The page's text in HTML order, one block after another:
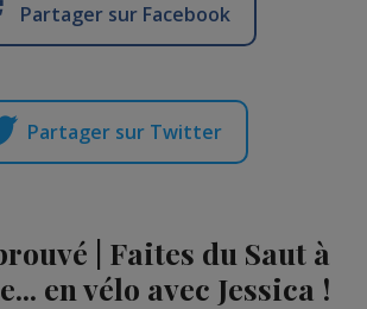
Partager sur Facebook
Partager sur Twitter
| Faites du Saut à
en vélo avec Jessica !